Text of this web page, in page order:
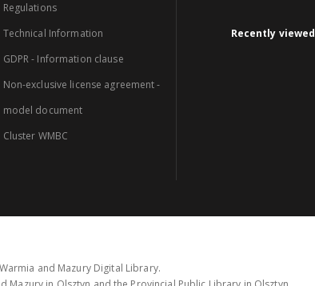
Regulations
Technical Information
GDPR - Information clause
Non-exclusive license agreement -
model document
Cluster WMBC
Recently viewed
and Mazury Digital Library.